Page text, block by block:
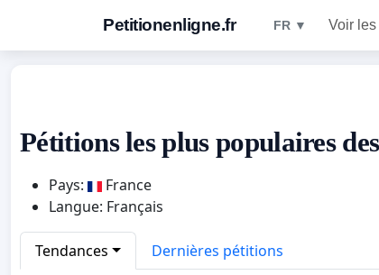
Petitionenligne.fr FR ▼ Voir
Pétitions les plus populaires
Pays:
France
Langue: Français
Tendances Dernières pétitions